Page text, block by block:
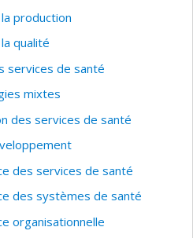
carrière
(public et privé)
technique et de
publique
de détail
sans but lucratif
production
qualité
services de santé
mixtes
des services de santé
des services de santé
des systèmes de santé
organisationnelle